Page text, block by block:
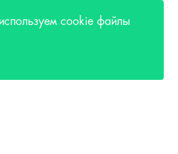
cookie файлы